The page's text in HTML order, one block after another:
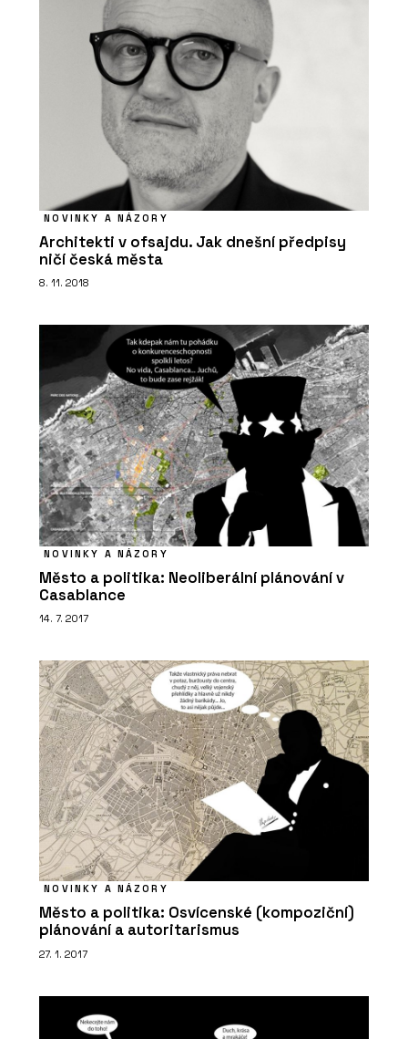
NOVINKY A NÁZORY
Architekti v ofsajdu. Jak dnešní předpisy
ničí česká města
8. 11. 2018
NOVINKY A NÁZORY
Město a politika: Neoliberální plánování v
Casablance
14. 7. 2017
NOVINKY A NÁZORY
Město a politika: Osvícenské (kompoziční)
plánování a autoritarismus
27. 1. 2017